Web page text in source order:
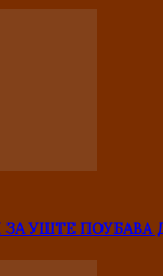
УШТЕ ПОУБАВА